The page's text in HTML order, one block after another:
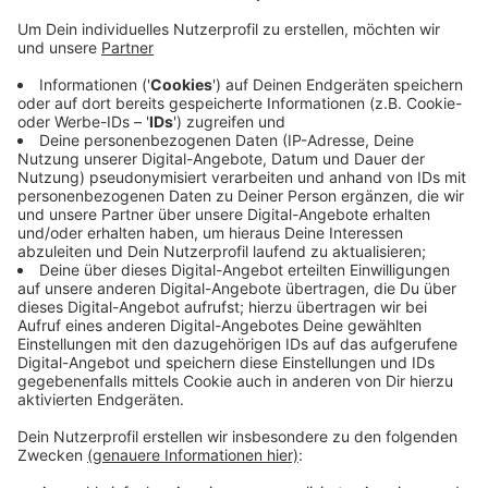
gefunden
Veröffentlicht:Donnerstag, 06.03.2025 14:58
Anzeige
Die dortige Polizei teilt auf RBRS-Anfrage mit, dass
nach der Sendung 34 Hinweise zum Fall eingegangen
sind. Wie hilfreich die sind, werde jetzt ausführlich
geprüft. Wie lange das dauert, und ob der Cold Case
nach mehr als 20 Jahren abgeschlossen werden kann,
konnte die Polizei noch nicht sagen.
Anzeige